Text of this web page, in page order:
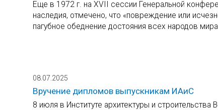
Еще в 1972 г. на XVII сессии Генеральной
наследия, отмечено, что «повреждение или
пагубное обеднение достояния всех народов
08.07.2025
Вручение дипломов выпускникам ИАиС
8 июля в Институте архитектуры и